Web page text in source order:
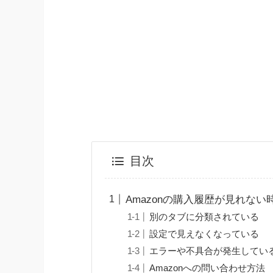
目次
Amazonの購入履歴が見れない
別のタブに分類されている
設定で見えなくなっている
エラーや不具合が発生してい
Amazonへの問い合わせ方法